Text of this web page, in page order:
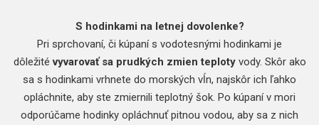
S hodinkami na letnej dovolenke?
Pri sprchovaní, či kúpaní s vodotesnými hodinkami je
dôležitévyvarovať sa prudkých zmien teploty vody. Skôr ako
sa s hodinkami vrhnete do morských vĺn, najskôr ich ľahko
opláchnite, aby ste zmiernili teplotný šok. Po kúpaní v mori
odporúčame hodinky opláchnuť pitnou vodou, aby sa z nich